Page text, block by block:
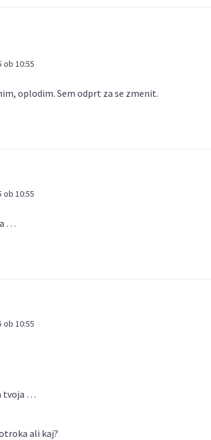
ob 10:55
oplodim. Sem odprt za se zmenit.
ob 10:55
…
ob 10:55
tvoja …
ali kaj?